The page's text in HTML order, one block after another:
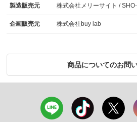
製造販売元 株式会社メリーサイト /
企画販売元 株式会社buy lab
商品についてのお問